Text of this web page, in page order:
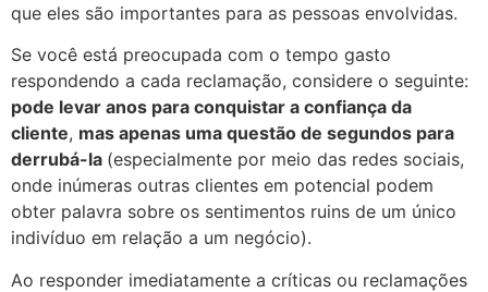
que eles são importantes para as pessoas envolvidas.
Se você está preocupada com o tempo gasto
respondendo a cada reclamação, considere o seguinte:
pode levar anos para conquistar a confiança da
cliente, mas apenas uma questão de segundos para
derrubá-la (especialmente por meio das redes sociais,
onde inúmeras outras clientes em potencial podem
obter palavra sobre os sentimentos ruins de um único
indivíduo em relação a um negócio).
Ao responder imediatamente a críticas ou reclamações